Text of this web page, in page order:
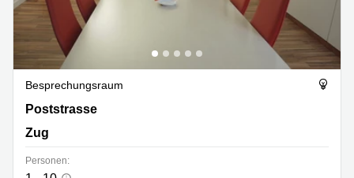
Besprechungsraum
Poststrasse 24, Zug
Poststrasse
Zug
Personen: